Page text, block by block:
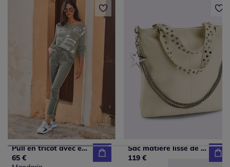
Pull en tricot avec encolure en V et inscriptions
65 €
Sac matière lisse de très grande qualité
119 €